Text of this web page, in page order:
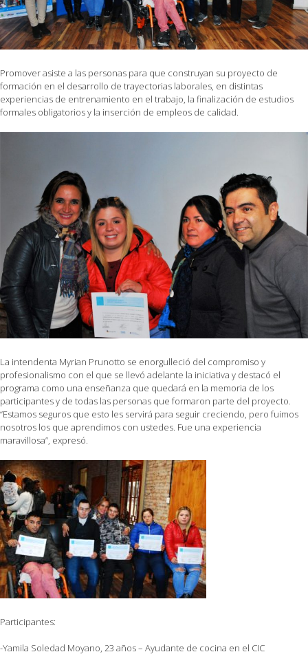
Promover asiste a las personas para que construyan su proyecto de
formación en el desarrollo de trayectorias laborales, en distintas
experiencias de entrenamiento en el trabajo, la finalización de estudios
formales obligatorios y la inserción de empleos de calidad.
La intendenta Myrian Prunotto se enorgulleció del compromiso y
profesionalismo con el que se llevó adelante la iniciativa y destacó el
programa como una enseñanza que quedará en la memoria de los
participantes y de todas las personas que formaron parte del proyecto.
“Estamos seguros que esto les servirá para seguir creciendo, pero fuimos
nosotros los que aprendimos con ustedes. Fue una experiencia
maravillosa”, expresó.
Participantes:
-Yamila Soledad Moyano, 23 años – Ayudante de cocina en el CIC